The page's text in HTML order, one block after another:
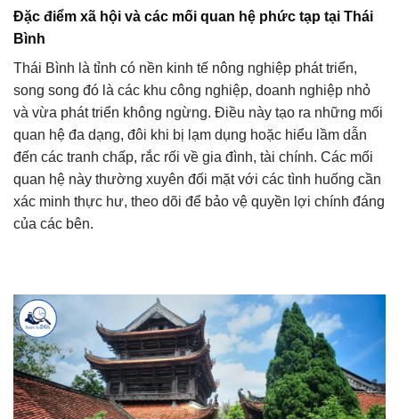
Đặc điểm xã hội và các mối quan hệ phức tạp tại Thái
Bình
Thái Bình là tỉnh có nền kinh tế nông nghiệp phát triển,
song song đó là các khu công nghiệp, doanh nghiệp nhỏ
và vừa phát triển không ngừng. Điều này tạo ra những mối
quan hệ đa dạng, đôi khi bị lạm dụng hoặc hiểu lầm dẫn
đến các tranh chấp, rắc rối về gia đình, tài chính. Các mối
quan hệ này thường xuyên đối mặt với các tình huống cần
xác minh thực hư, theo dõi để bảo vệ quyền lợi chính đáng
của các bên.